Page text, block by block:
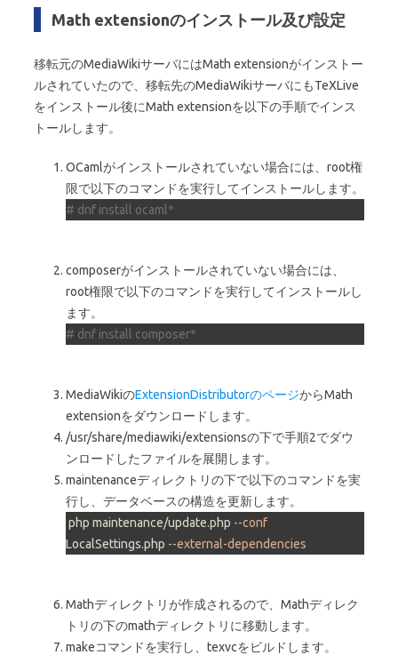
Math extensionのインストール及び設定
移転元のMediaWikiサーバにはMath extensionがインストー
ルされていたので、移転先のMediaWikiサーバにもTeXLive
をインストール後にMath extensionを以下の手順でインス
トールします。
OCamlがインストールされていない場合には、root権
限で以下のコマンドを実行してインストールします。
# dnf install ocaml*
composerがインストールされていない場合には、
root権限で以下のコマンドを実行してインストールし
ます。
# dnf install composer*
MediaWikiのExtensionDistributorのページからMath
extensionをダウンロードします。
/usr/share/mediawiki/extensionsの下で手順2でダウ
ンロードしたファイルを展開します。
maintenanceディレクトリの下で以下のコマンドを実
行し、データベースの構造を更新します。
php maintenance/update.php --conf
LocalSettings.php --external-dependencies
Mathディレクトリが作成されるので、Mathディレク
トリの下のmathディレクトリに移動します。
makeコマンドを実行し、texvcをビルドします。